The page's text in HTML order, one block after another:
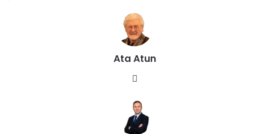
Ata Atun
esi